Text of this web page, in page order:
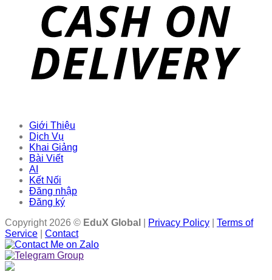
Giới Thiệu
Dịch Vụ
Khai Giảng
Bài Viết
AI
Kết Nối
Đăng nhập
Đăng ký
Copyright 2026 © EduX Global Privacy Policy
Terms of
Service
Contact